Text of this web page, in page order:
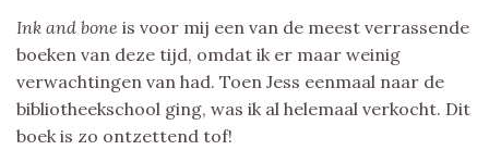
Ink and bone is voor mij een van de meest verrassende
boeken van deze tijd, omdat ik er maar weinig
verwachtingen van had. Toen Jess eenmaal naar de
bibliotheekschool ging, was ik al helemaal verkocht. Dit
boek is zo ontzettend tof!